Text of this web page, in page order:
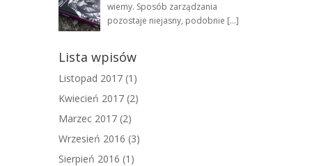
wiemy. Sposób zarządzania
pozostaje niejasny, podobnie […]
Lista wpisów
Listopad 2017 (1)
Kwiecień 2017 (2)
Marzec 2017 (2)
Wrzesień 2016 (3)
Sierpień 2016 (1)